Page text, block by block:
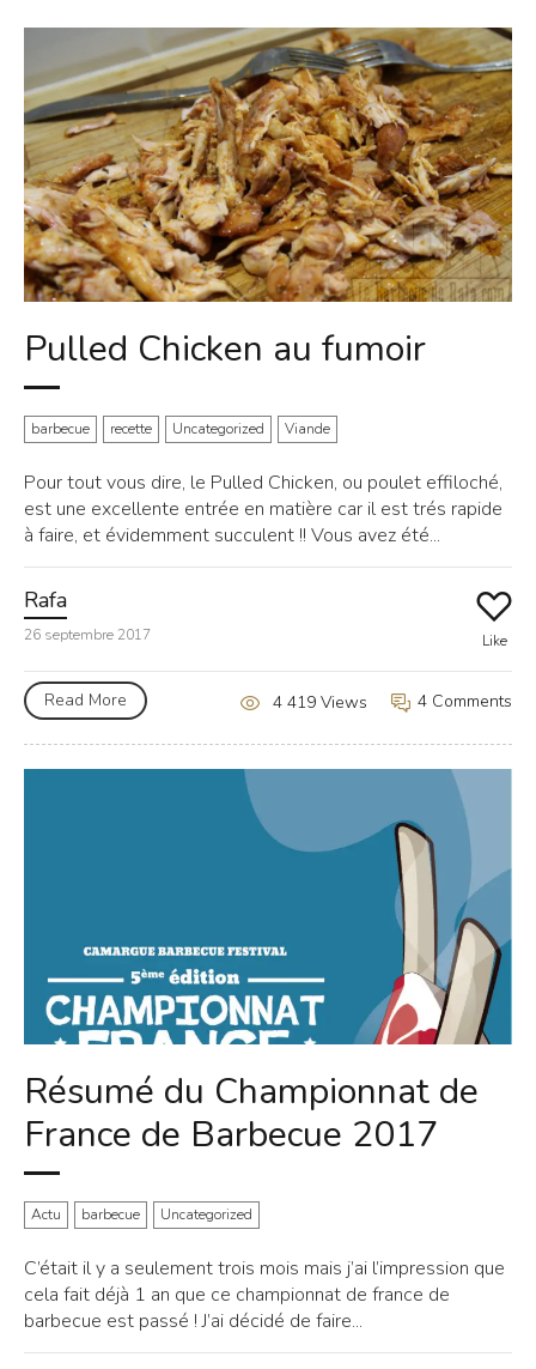
Pulled Chicken au fumoir
barbecue recette Uncategorized Viande
Pour tout vous dire, le Pulled Chicken, ou poulet effiloché,
est une excellente entrée en matière car il est trés rapide
à faire, et évidemment succulent !! Vous avez été...
Rafa
26 septembre 2017 Like
Read More 4 Comments
4 419 Views
Résumé du Championnat de
France de Barbecue 2017
Actu barbecue Uncategorized
C’était il y a seulement trois mois mais j’ai l’impression que
cela fait déjà 1 an que ce championnat de france de
barbecue est passé ! J’ai décidé de faire...